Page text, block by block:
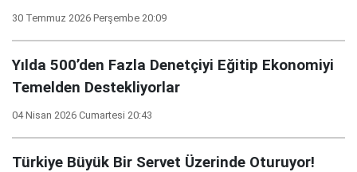
30 Temmuz 2026 Perşembe 20:09
Yılda 500’den Fazla Denetçiyi Eğitip Ekonomiyi
Temelden Destekliyorlar
04 Nisan 2026 Cumartesi 20:43
Türkiye Büyük Bir Servet Üzerinde Oturuyor!